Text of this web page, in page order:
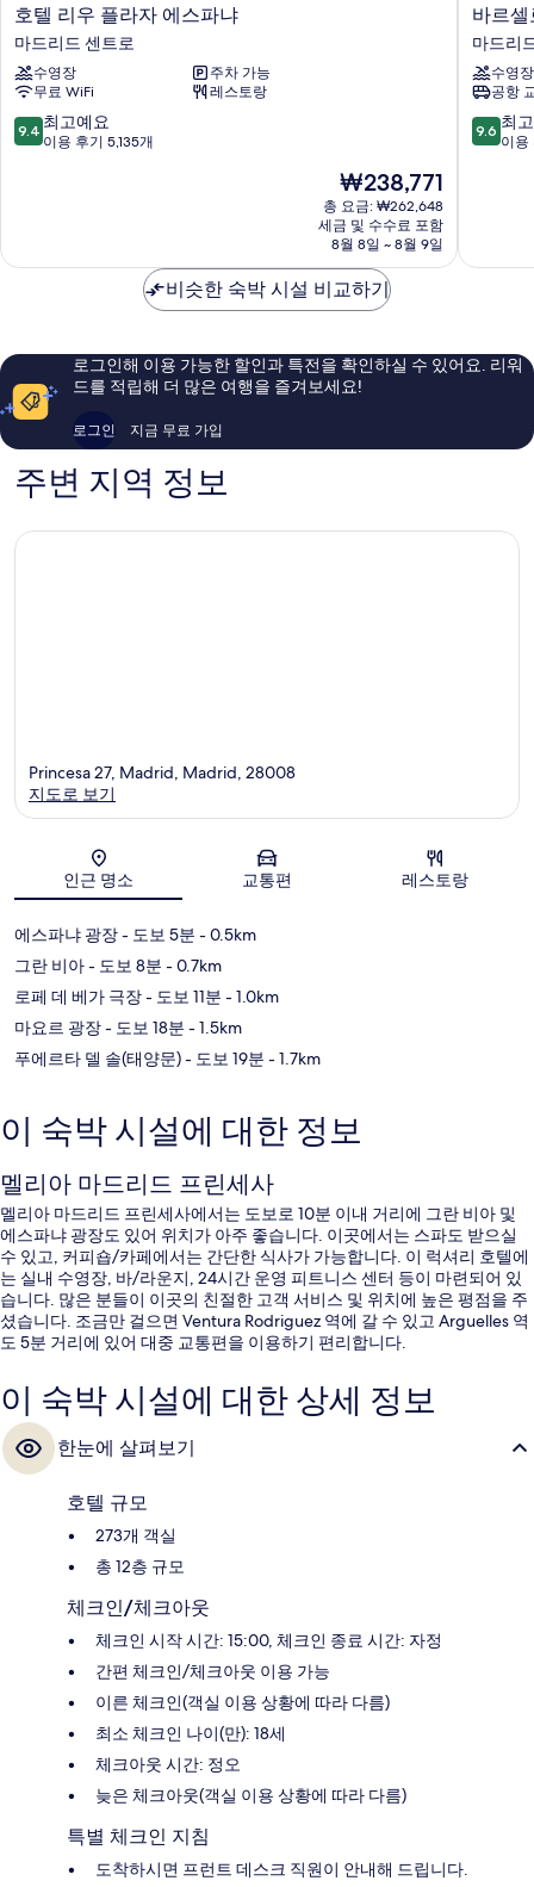
호
텔
리
우
플
라
자
드
트
호텔 리우 플라자 에스파냐
마드리드 센트로
수영장
주차 가능
무료 WiFi
레스토랑
10
점
최
이
후
기
9.4 최고예요
이용 후기 5,135개
현
재
요
금
₩238,771
₩238,771
총 요금: ₩262,648
세금 및 수수료 포함
8월 8일 ~ 8월 9일
바
르
셀
로
토
레
데
드
트
로
바르
마드리
수영장
공항
10
점
최
이
용
9.6 최
이용
비슷한 숙박 시설 비교하기
로그인해 이용 가능한 할인과 특전을 확인하실 수 있어요. 리워
드를 적립해 더 많은 여행을 즐겨보세요!
로그인 지금 무료 가입
주변 지역 정보
지도
Princesa 27, Madrid, Madrid, 28008
지도로 보기
인근 명소 교통편 레스토랑
에스파냐 광장- 도보 5분 - 0.5km
그란 비아- 도보 8분 - 0.7km
로페 데 베가 극장- 도보 11분 - 1.0km
마요르 광장- 도보 18분 - 1.5km
푸에르타 델 솔(태양문)- 도보 19분 - 1.7km
이 숙박 시설에 대한 정보
멜리아 마드리드 프린세사
멜리아 마드리드 프린세사에서는 도보로 10분 이내 거리에 그란 비아 및
에스파냐 광장도 있어 위치가 아주 좋습니다. 이곳에서는 스파도 받으실
수 있고, 커피숍/카페에서는 간단한 식사가 가능합니다. 이 럭셔리 호텔에
는 실내 수영장, 바/라운지, 24시간 운영 피트니스 센터 등이 마련되어 있
습니다. 많은 분들이 이곳의 친절한 고객 서비스 및 위치에 높은 평점을 주
셨습니다. 조금만 걸으면 Ventura Rodriguez 역에 갈 수 있고 Arguelles 역
도 5분 거리에 있어 대중 교통편을 이용하기 편리합니다.
이 숙박 시설에 대한 상세 정보
한눈에 살펴보기
호텔 규모
273개 객실
총 12층 규모
체크인/체크아웃
체크인 시작 시간: 15:00, 체크인 종료 시간: 자정
간편 체크인/체크아웃 이용 가능
이른 체크인(객실 이용 상황에 따라 다름)
최소 체크인 나이(만): 18세
체크아웃 시간: 정오
늦은 체크아웃(객실 이용 상황에 따라 다름)
특별 체크인 지침
도착하시면 프런트 데스크 직원이 안내해 드립니다.